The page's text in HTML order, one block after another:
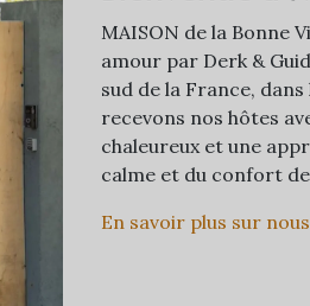
MAISON de la Bonne
amour par Derk &
sud de la France,
recevons nos hôtes
chaleureux et une
calme et du confort
En savoir plus sur nous​